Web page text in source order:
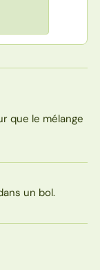
que le mélange
un bol.